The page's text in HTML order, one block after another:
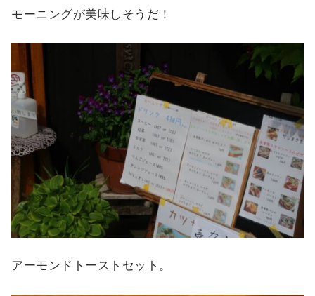
モーニングが美味しそうだ！
アーモンドトーストセット。